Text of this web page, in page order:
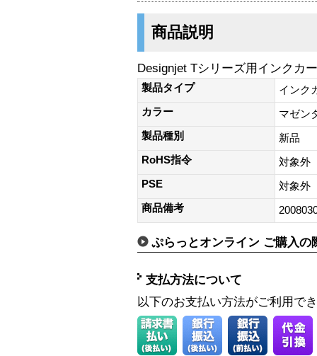
商品説明
Designjet Tシリーズ用インクカ
製品タイプ
インク
カラー
マゼン
製品種別
新品
RoHS指令
対象外
PSE
対象外
商品備考
ぷらっとオンライン ご購入の
支払方法について
以下のお支払い方法がご利用で